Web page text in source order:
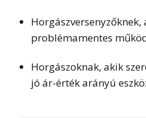
Horgászversenyzőknek,
problémamentes
Horgászoknak, akik
jó ár-érték arányú